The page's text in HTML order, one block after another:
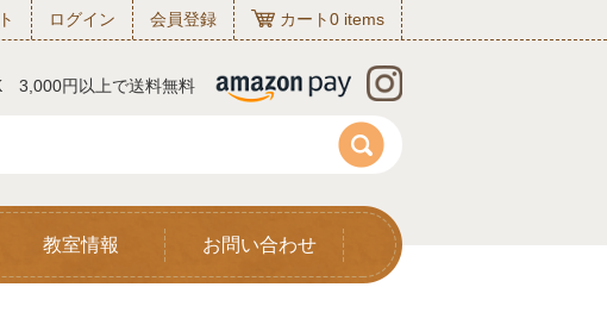
ログイン 会員登録 カート0 items
3,000円以上で送料無料
教室情報 お問い合わせ